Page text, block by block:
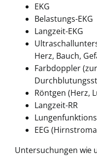
EKG
Belastungs-EKG
Langzeit-EKG
Herz, Bauch,
Farbdoppler
Röntgen (Herz,
Langzeit-RR
EEG
Untersuchungen wie